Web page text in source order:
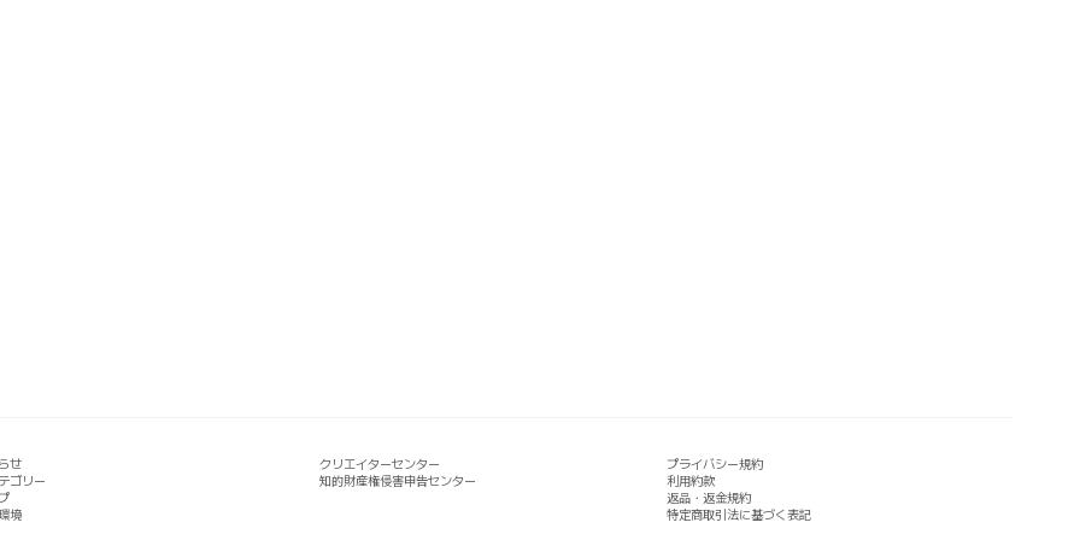
せ
ゴリー
境
クリエイターセンター
知的財産権侵害申告センター
プライバシー規約
利用約款
返品・返金規約
特定商取引法に基づく表記